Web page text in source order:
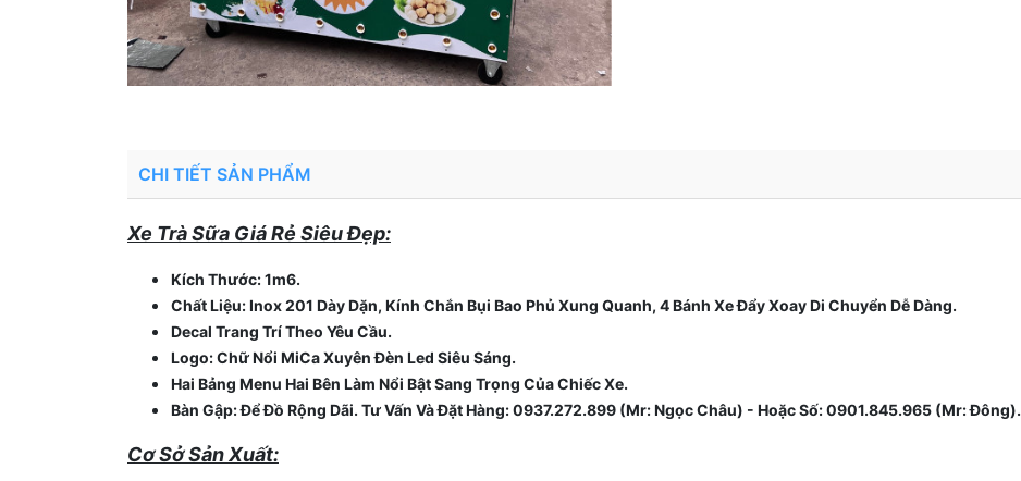
CHI TIẾT SẢN PHẨM
Xe Trà Sữa Giá Rẻ Siêu Đẹp:
Kích Thước: 1m6.
Chất Liệu: Inox 201 Dày Dặn, Kính Chắn Bụi Bao Phủ Xung Quanh, 4 Bánh Xe Đẩy Xoay Di Chuyển Dễ Dàng.
Decal Trang Trí Theo Yêu Cầu.
Logo: Chữ Nổi MiCa Xuyên Đèn Led Siêu Sáng.
Hai Bảng Menu Hai Bên Làm Nổi Bật Sang Trọng Của Chiếc Xe.
Bàn Gập: Để Đồ Rộng Dãi. Tư Vấn Và Đặt Hàng: 0937.272.899 (Mr: Ngọc Châu) - Hoặc Số: 0901.845.965 (Mr: Đông).
Cơ Sở Sản Xuất: